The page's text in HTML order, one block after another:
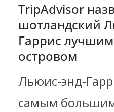
TripAdvisor
шотландский
Гаррис
островом
Льюис-энд-
самым